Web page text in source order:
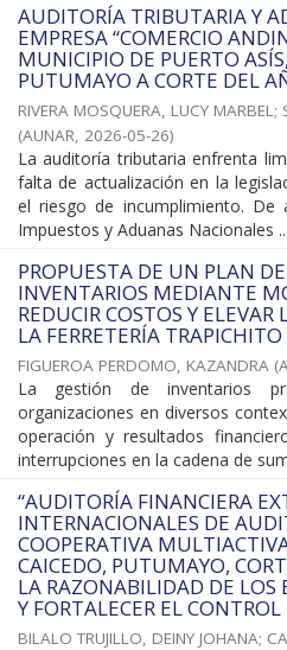
AUDITORÍA TRIBUTARIA Y
EMPRESA “COMERCIO
MUNICIPIO DE PUERTO
PUTUMAYO A CORTE DEL
RIVERA MOSQUERA, LUCY MARBEL;
(AUNAR, 2026-05-26)
La auditoría tributaria enfrenta
falta de actualización en la
el riesgo de incumplimiento. De
Impuestos y Aduanas Nacionales ...
PROPUESTA DE UN PLAN
INVENTARIOS MEDIANTE
REDUCIR COSTOS Y
LA FERRETERÍA TRAPICHITO
FIGUEROA PERDOMO, KAZANDRA (
La gestión de inventarios
organizaciones en diversos
operación y resultados
interrupciones en la cadena de
“AUDITORÍA FINANCIERA
INTERNACIONALES DE
COOPERATIVA
CAICEDO, PUTUMAYO,
LA RAZONABILIDAD DE LOS
Y FORTALECER EL
BILALO TRUJILLO, DEINY JOHANA;